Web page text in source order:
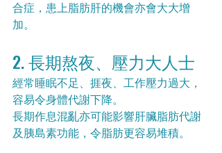
合症，患上脂肪肝的機會亦會大大增
加。
2. 長期熬夜、壓力大人士
經常睡眠不足、捱夜、工作壓力過大，
容易令身體代謝下降。
長期作息混亂亦可能影響肝臟脂肪代謝
及胰島素功能，令脂肪更容易堆積。